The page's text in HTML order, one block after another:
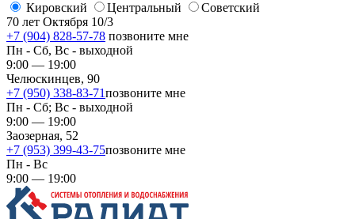
Кировский
​Центральный
​Советский
70 лет Октября 10/3
+7 (904) 828-57-78 позвоните мне
Пн - Сб, Вс - выходной
9:00 — 19:00
Челюскинцев, 90
+7 (950) 338-83-71позвоните мне
Пн - Сб; Вс - выходной
9:00 — 19:00
Заозерная, 52
+7 (953) 399-43-75позвоните мне
Пн - Вс
9:00 — 19:00